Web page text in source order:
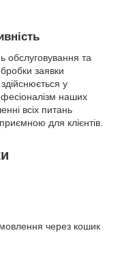
обслуговування та
заявки
у
наших
всіх питань
для клієнтів.
через кошик